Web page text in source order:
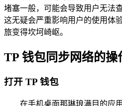
堵塞一般，可能会导致用户无法
这无疑会严重影响用户的使用体
旅变得坎坷崎岖。
TP 钱包同步网络的操
打开 TP 钱包
在手机桌面那琳琅满目的应